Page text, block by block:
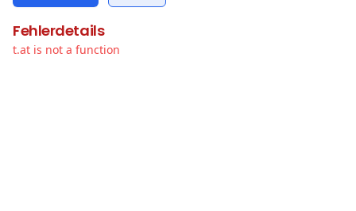
Fehlerdetails
t.at is not a function